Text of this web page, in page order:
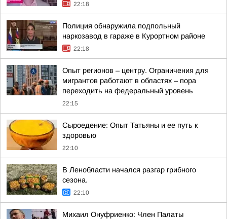
22:18
Полиция обнаружила подпольный
наркозавод в гараже в Курортном районе
22:18
Опыт регионов – центру. Ограничения для
мигрантов работают в областях – пора
переходить на федеральный уровень
22:15
Сыроедение: Опыт Татьяны и ее путь к
здоровью
22:10
В Ленобласти начался разгар грибного
сезона.
22:10
Михаил Онуфриенко: Член Палаты